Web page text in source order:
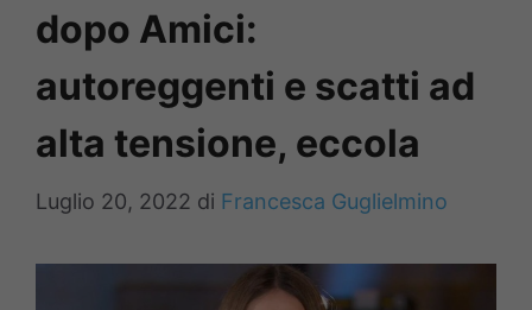
dopo Amici:
autoreggenti e scatti ad
alta tensione, eccola
Luglio 20, 2022 di Francesca Guglielmino